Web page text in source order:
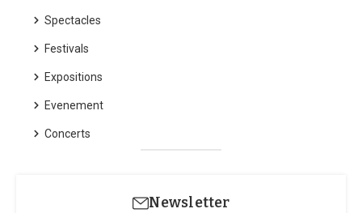
Spectacles
Festivals
Expositions
Evenement
Concerts
Newsletter